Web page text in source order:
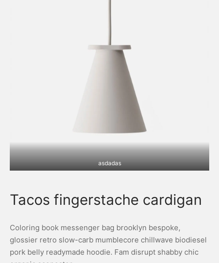
asdadas
Tacos fingerstache cardigan
Coloring book messenger bag brooklyn bespoke,
glossier retro slow-carb mumblecore chillwave biodiesel
pork belly readymade hoodie. Fam disrupt shabby chic